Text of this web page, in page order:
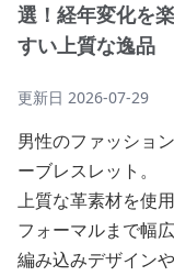
選！経年変化を
すい上質な逸品
更新日 2026-07-29
男性のファッショ
ーブレスレット。
上質な革素材を使
フォーマルまで幅
編み込みデザイン